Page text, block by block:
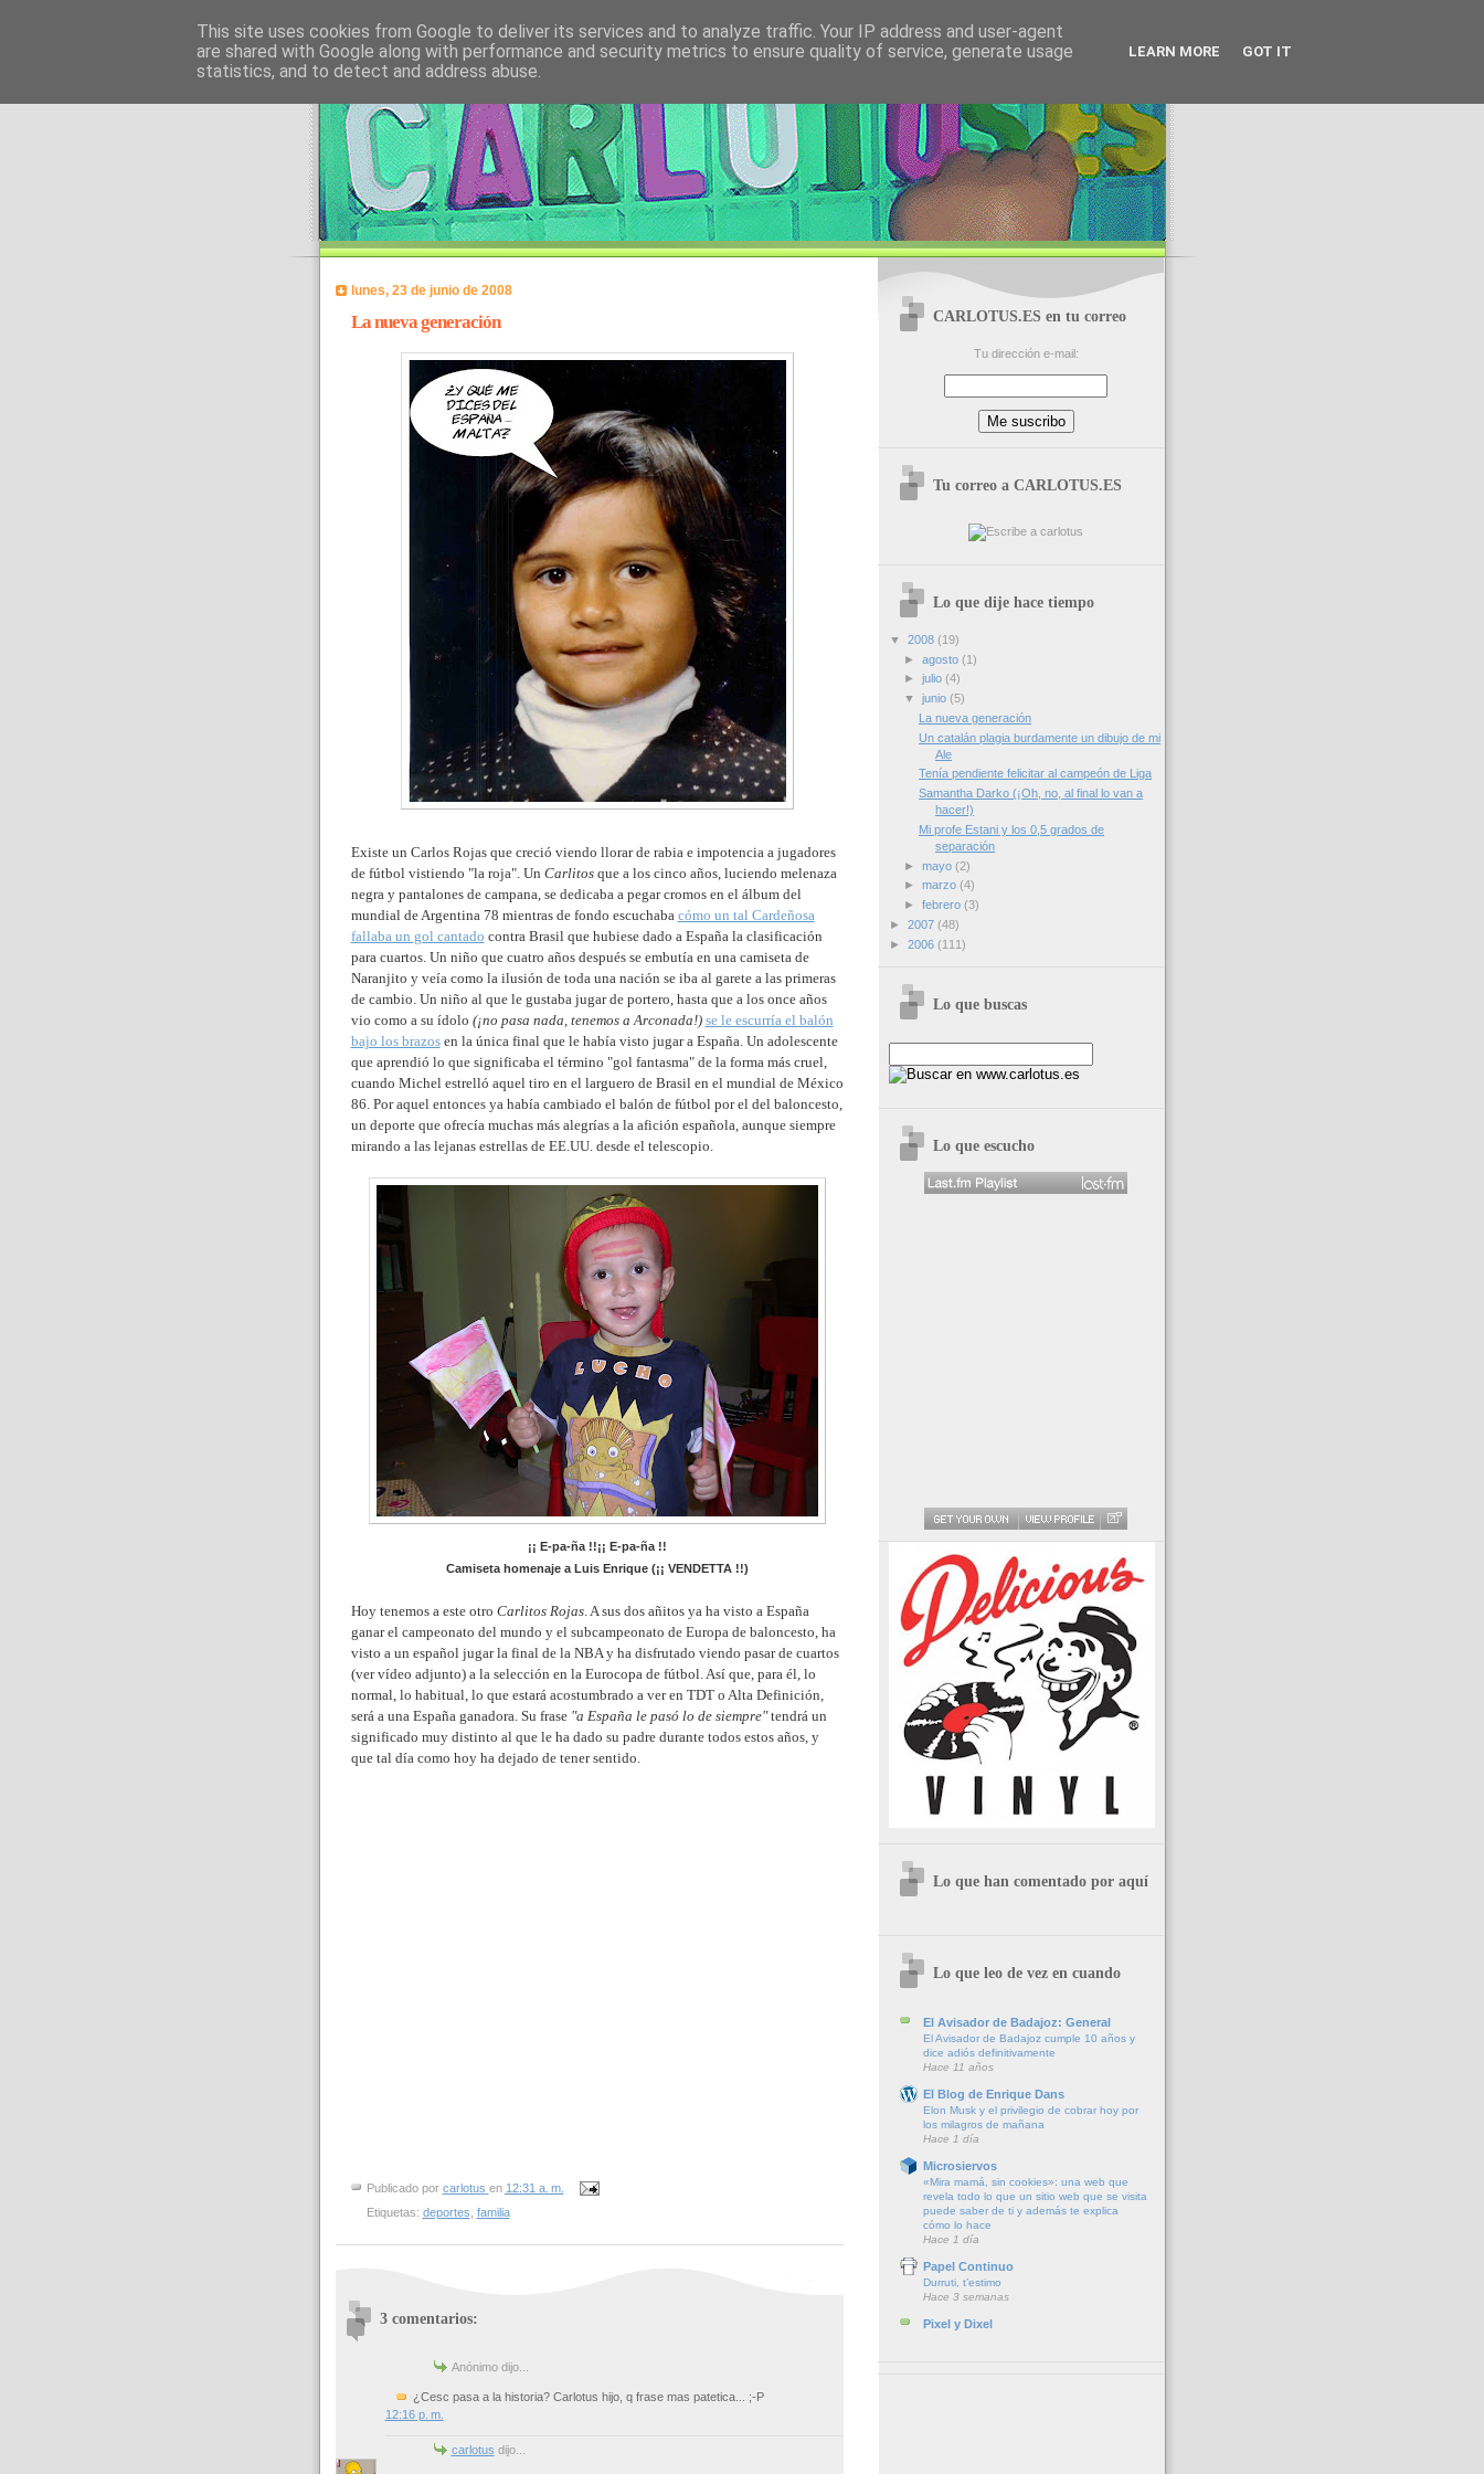
lunes, 23 de junio de 2008
La nueva generación
Existe un Carlos Rojas que creció viendo llorar de rabia e impotencia a jugadores
de fútbol vistiendo "la roja". Un Carlitosque a los cinco años, luciendo melenaza
negra y pantalones de campana, se dedicaba a pegar cromos en el álbum del
mundial de Argentina 78 mientras de fondo escuchaba cómo un tal Cardeñosa
fallaba un gol cantado contra Brasil que hubiese dado a España la clasificación
para cuartos. Un niño que cuatro años después se embutía en una camiseta de
Naranjito y veía como la ilusión de toda una nación se iba al garete a las primeras
de cambio. Un niño al que le gustaba jugar de portero, hasta que a los once años
vio como a su ídolo (¡no pasa nada, tenemos a Arconada!) se le escurría el balón
bajo los brazosen la única final que le había visto jugar a España. Un adolescente
que aprendió lo que significaba el término "gol fantasma" de la forma más cruel,
cuando Michel estrelló aquel tiro en el larguero de Brasil en el mundial de México
86. Por aquel entonces ya había cambiado el balón de fútbol por el del baloncesto,
un deporte que ofrecía muchas más alegrías a la afición española, aunque siempre
mirando a las lejanas estrellas de EE.UU. desde el telescopio.
¡¡ E-pa-ña !!¡¡ E-pa-ña !!
Camiseta homenaje a Luis Enrique (¡¡ VENDETTA !!)
Hoy tenemos a este otro Carlitos Rojas. A sus dos añitos ya ha visto a España
ganar el campeonato del mundo y el subcampeonato de Europa de baloncesto, ha
visto a un español jugar la final de la NBA y ha disfrutado viendo pasar de cuartos
(ver vídeo adjunto) a la selección en la Eurocopa de fútbol. Así que, para él, lo
normal, lo habitual, lo que estará acostumbrado a ver en TDT o Alta Definición,
será a una España ganadora. Su frase "a España le pasó lo de siempre"tendrá un
significado muy distinto al que le ha dado su padre durante todos estos años, y
que tal día como hoy ha dejado de tener sentido.
Publicado por carlotus en 12:31 a. m.
Etiquetas: deportes familia
3 comentarios:
Anónimo dijo...
¿Cesc pasa a la historia? Carlotus hijo, q frase mas patetica... ;-P
12:16 p. m.
carlotus dijo...
CARLOTUS.ES en tu correo
Tu dirección e-mail:
Tu correo a CARLOTUS.ES
Lo que dije hace tiempo
▼ 2008 (19)
► agosto (1)
► julio (4)
▼ junio (5)
La nueva generación
Un catalán plagia burdamente un dibujo de mi
Ale
Tenía pendiente felicitar al campeón de Liga
Samantha Darko (¡Oh, no, al final lo van a
hacer!)
Mi profe Estani y los 0,5 grados de
separación
► mayo (2)
► marzo (4)
► febrero (3)
► 2007 (48)
► 2006 (111)
Lo que buscas
Lo que escucho
Lo que han comentado por aquí
Lo que leo de vez en cuando
El Avisador de Badajoz: General
El Avisador de Badajoz cumple 10 años y
dice adiós definitivamente
Hace 11 años
El Blog de Enrique Dans
Elon Musk y el privilegio de cobrar hoy por
los milagros de mañana
Hace 1 día
Microsiervos
«Mira mamá, sin cookies»: una web que
revela todo lo que un sitio web que se visita
puede saber de ti y además te explica
cómo lo hace
Hace 1 día
Papel Continuo
Durruti, t’estimo
Hace 3 semanas
Pixel y Dixel
This site uses cookies from Google to deliver its services and to analyze traffic. Your IP address and user-agent
are shared with Google along with performance and security metrics to ensure quality of service, generate usage
statistics, and to detect and address abuse.
LEARN MORE GOT IT